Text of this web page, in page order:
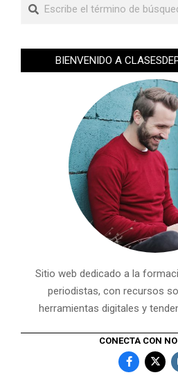
BIENVENIDO A
Sitio web dedicado a la
periodistas, con recursos
herramientas digitales y
CONECTA CON